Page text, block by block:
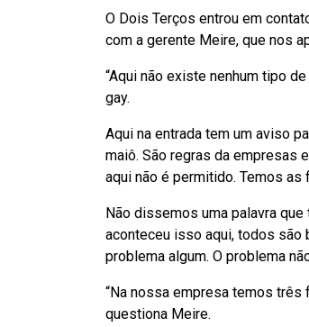
O Dois Terços entrou em
com a gerente Meire, que nos
“Aqui não existe nenhum tipo
gay.
Aqui na entrada tem um aviso
maiô. São regras da empresas
aqui não é permitido. Temos
Não dissemos uma palavra
aconteceu isso aqui, todos são
problema algum. O problema
“Na nossa empresa temos
questiona Meire.